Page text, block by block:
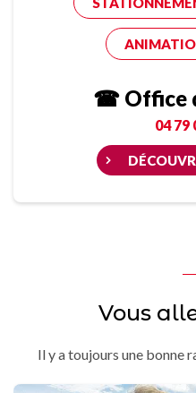
☎ Office
04 79
Vous
Il y a toujours une bonne